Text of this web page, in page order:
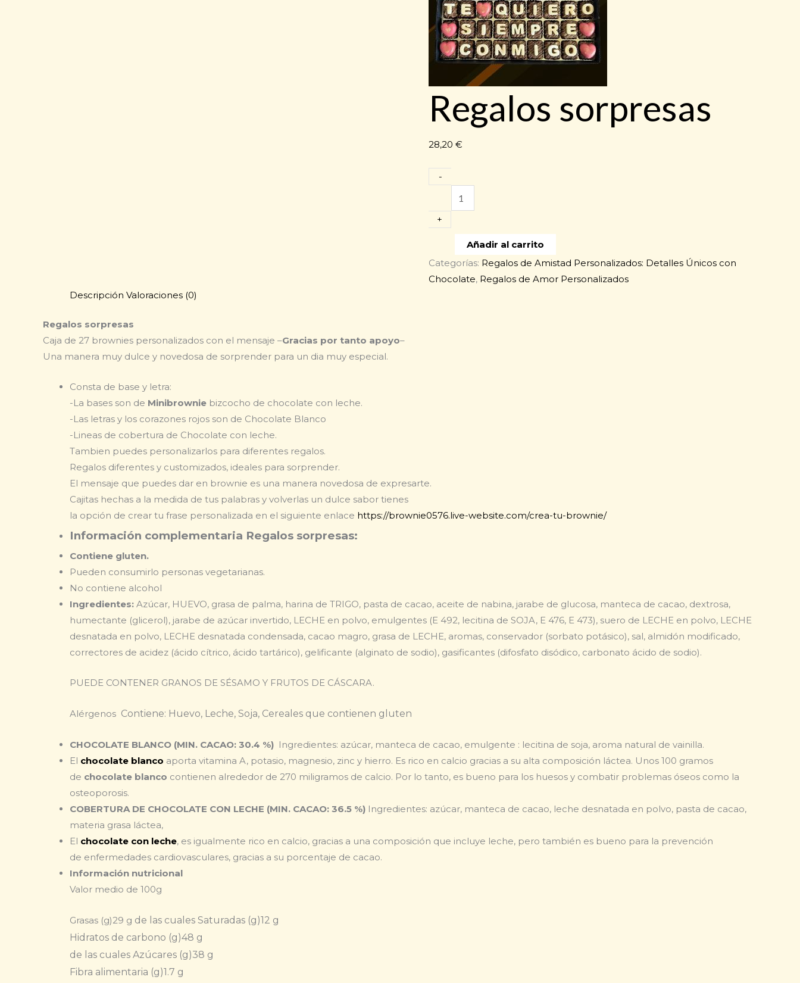
Regalos sorpresas
28,20 €
-
Regalos
sorpresas
cantidad
+
Añadir al carrito
Categorías: Regalos de Amistad Personalizados: Detalles Únicos con
Chocolate, Regalos de Amor Personalizados
Descripción Valoraciones (0)
Regalos sorpresas
Caja de 27 brownies personalizados con el mensaje –Gracias por tanto apoyo–
Una manera muy dulce y novedosa de sorprender para un dia muy especial.
Consta de base y letra:
-La bases son de Minibrownie bizcocho de chocolate con leche.
-Las letras y los corazones rojos son de Chocolate Blanco
-Lineas de cobertura de Chocolate con leche.
Tambien puedes personalizarlos para diferentes regalos.
Regalos diferentes y customizados, ideales para sorprender.
El mensaje que puedes dar en brownie es una manera novedosa de expresarte.
Cajitas hechas a la medida de tus palabras y volverlas un dulce sabor tienes
la opción de crear tu frase personalizada en el siguiente enlace https://brownie0576.live-website.com/crea-tu-brownie/
Información complementaria Regalos sorpresas:
Contiene gluten.
Pueden consumirlo personas vegetarianas.
No contiene alcohol
Ingredientes: Azúcar, HUEVO, grasa de palma, harina de TRIGO, pasta de cacao, aceite de nabina, jarabe de glucosa, manteca de cacao, dextrosa,
humectante (glicerol), jarabe de azúcar invertido, LECHE en polvo, emulgentes (E 492, lecitina de SOJA, E 476, E 473), suero de LECHE en polvo, LECHE
desnatada en polvo, LECHE desnatada condensada, cacao magro, grasa de LECHE, aromas, conservador (sorbato potásico), sal, almidón modificado,
correctores de acidez (ácido cítrico, ácido tartárico), gelificante (alginato de sodio), gasificantes (difosfato disódico, carbonato ácido de sodio).
PUEDE CONTENER GRANOS DE SÉSAMO Y FRUTOS DE CÁSCARA.
Alérgenos Contiene: Huevo, Leche, Soja, Cereales que contienen gluten
CHOCOLATE BLANCO (MIN. CACAO: 30.4 %) Ingredientes: azúcar, manteca de cacao, emulgente : lecitina de soja, aroma natural de vainilla.
El chocolate blanco aporta vitamina A, potasio, magnesio, zinc y hierro. Es rico en calcio gracias a su alta composición láctea. Unos 100 gramos
de chocolate blanco contienen alrededor de 270 miligramos de calcio. Por lo tanto, es bueno para los huesos y combatir problemas óseos como la
osteoporosis.
COBERTURA DE CHOCOLATE CON LECHE (MIN. CACAO: 36.5 %) Ingredientes: azúcar, manteca de cacao, leche desnatada en polvo, pasta de cacao,
materia grasa láctea,
El chocolate con leche, es igualmente rico en calcio, gracias a una composición que incluye leche, pero también es bueno para la prevención
de enfermedades cardiovasculares, gracias a su porcentaje de cacao.
Información nutricional
Valor medio de 100g
Grasas (g)29 g de las cuales Saturadas (g)12 g
Hidratos de carbono (g)48 g
de las cuales Azúcares (g)38 g
Fibra alimentaria (g)1.7 g